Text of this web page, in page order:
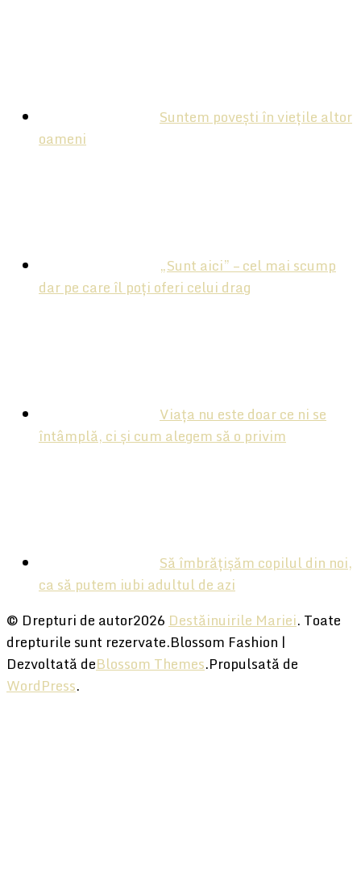
Suntem povești în viețile altor
oameni
„Sunt aici” – cel mai scump
dar pe care îl poți oferi celui drag
Viața nu este doar ce ni se
întâmplă, ci și cum alegem să o privim
Să îmbrățișăm copilul din noi,
ca să putem iubi adultul de azi
© Drepturi de autor2026 Destăinuirile Mariei. Toate
drepturile sunt rezervate.Blossom Fashion |
Dezvoltată deBlossom Themes.Propulsată de
WordPress.